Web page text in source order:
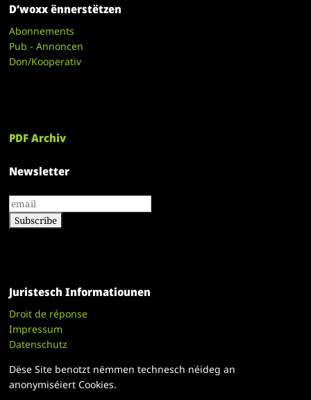
D’woxx ënnerstëtzen
Abonnements
Pub - Annoncen
Don/Kooperativ
PDF Archiv
Newsletter
Juristesch Informatiounen
Droit de réponse
Impressum
Datenschutz
Dëse Site benotzt nëmmen technesch néideg an
anonymiséiert Cookies.